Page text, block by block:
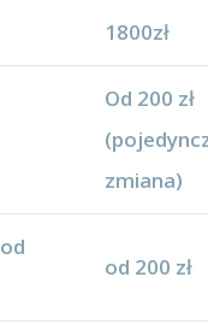
1800zł
Od 200 zł
zmiana)
od 200 zł